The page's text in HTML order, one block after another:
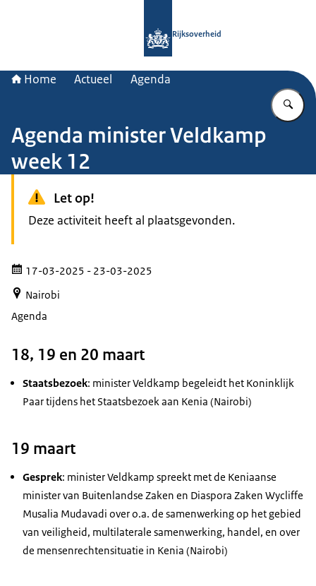
Rijksoverheid
Home Actueel Agenda
Agenda minister Veldkamp
week 12
Let op!
Deze activiteit heeft al plaatsgevonden.
17-03-2025 - 23-03-2025
Nairobi
Agenda
18, 19 en 20 maart
Staatsbezoek: minister Veldkamp begeleidt het Koninklijk
Paar tijdens het Staatsbezoek aan Kenia (Nairobi)
19 maart
Gesprek: minister Veldkamp spreekt met de Keniaanse
minister van Buitenlandse Zaken en Diaspora Zaken Wycliffe
Musalia Mudavadi over o.a. de samenwerking op het gebied
van veiligheid, multilaterale samenwerking, handel, en over
de mensenrechtensituatie in Kenia (Nairobi)